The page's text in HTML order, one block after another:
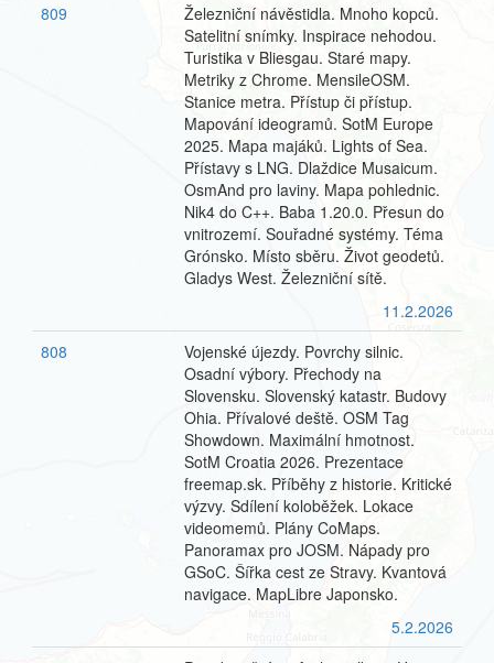
809
Železniční návěstidla. Mnoho kopců.
Satelitní snímky. Inspirace nehodou.
Turistika v Bliesgau. Staré mapy.
Metriky z Chrome. MensileOSM.
Stanice metra. Přístup či přístup.
Mapování ideogramů. SotM Europe
2025. Mapa majáků. Lights of Sea.
Přístavy s LNG. Dlaždice Musaicum.
OsmAnd pro laviny. Mapa pohlednic.
Nik4 do C++. Baba 1.20.0. Přesun do
vnitrozemí. Souřadné systémy. Téma
Grónsko. Místo sběru. Život geodetů.
Gladys West. Železniční sítě.
11.2.2026
808
Vojenské újezdy. Povrchy silnic.
Osadní výbory. Přechody na
Slovensku. Slovenský katastr. Budovy
Ohia. Přívalové deště. OSM Tag
Showdown. Maximální hmotnost.
SotM Croatia 2026. Prezentace
freemap.sk. Příběhy z historie. Kritické
výzvy. Sdílení koloběžek. Lokace
videomemů. Plány CoMaps.
Panoramax pro JOSM. Nápady pro
GSoC. Šířka cest ze Stravy. Kvantová
navigace. MapLibre Japonsko.
5.2.2026